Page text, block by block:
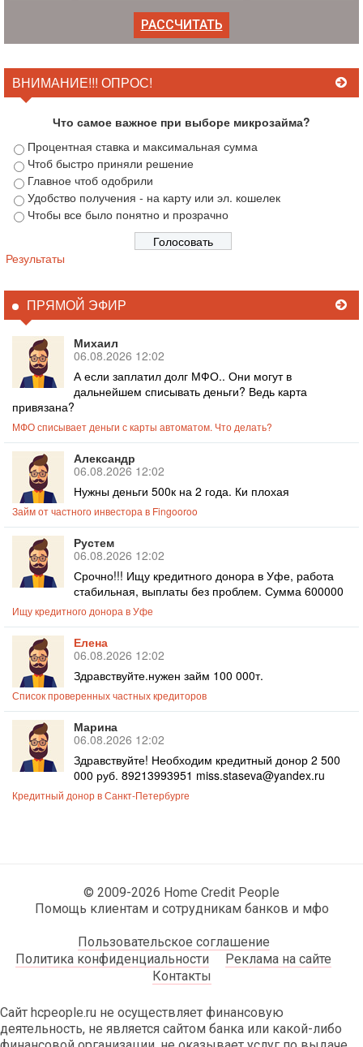
ВНИМАНИЕ!!! ОПРОС!
Что самое важное при выборе микрозайма?
Процентная ставка и максимальная сумма
Чтоб быстро приняли решение
Главное чтоб одобрили
Удобство получения - на карту или эл. кошелек
Чтобы все было понятно и прозрачно
Результаты
ПРЯМОЙ ЭФИР
Михаил
06.08.2026 12:02
А если заплатил долг МФО.. Они могут в
дальнейшем списывать деньги? Ведь карта
привязана?
МФО списывает деньги с карты автоматом. Что делать?
Александр
06.08.2026 12:02
Нужны деньги 500к на 2 года. Ки плохая
Займ от частного инвестора в Fingooroo
Рустем
06.08.2026 12:02
Срочно!!! Ищу кредитного донора в Уфе, работа
стабильная, выплаты без проблем. Сумма 600000
Ищу кредитного донора в Уфе
Елена
06.08.2026 12:02
Здравствуйте.нужен займ 100 000т.
Список проверенных частных кредиторов
Марина
06.08.2026 12:02
Здравствуйте! Необходим кредитный донор 2 500
000 руб. 89213993951 miss.staseva@yandex.ru
Кредитный донор в Санкт-Петербурге
© 2009-2026 Home Credit People
Помощь клиентам и сотрудникам банков и мфо
Пользовательское соглашение
Политика конфиденциальности
Реклама на сайте
Контакты
Сайт hcpeople.ru не осуществляет финансовую
деятельность, не является сайтом банка или какой-либо